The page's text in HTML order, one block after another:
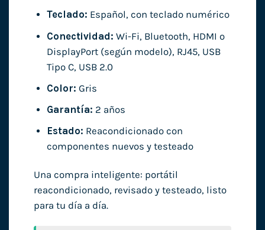
Teclado: Español, con teclado numérico
Conectividad: Wi-Fi, Bluetooth, HDMI o
DisplayPort (según modelo), RJ45, USB
Tipo C, USB 2.0
Color: Gris
Garantía: 2 años
Estado: Reacondicionado con
componentes nuevos y testeado
Una compra inteligente: portátil
reacondicionado, revisado y testeado, listo
para tu día a día.